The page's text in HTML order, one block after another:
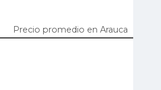
Precio promedio en Arauca